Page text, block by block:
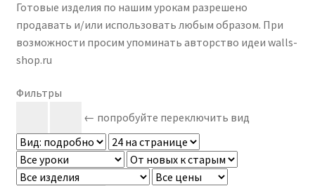
Готовые изделия по нашим урокам разрешено
продавать и/или использовать любым образом. При
возможности просим упоминать авторство идеи walls-
shop.ru
Фильтры
← попробуйте переключить вид